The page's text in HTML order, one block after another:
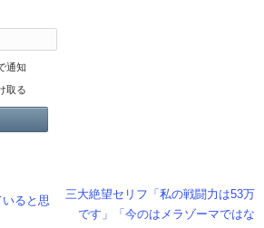
通知
取る
三大絶望セリフ「私の戦闘力は53万
です」「今のはメラゾーマではな
ると思